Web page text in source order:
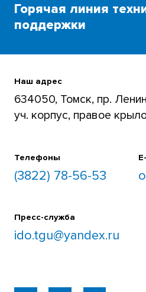
Горячая линия
поддержки
+7 (3822) 785-654
Наш адрес
634050, Томск, пр.
уч. корпус, правое
Телефоны
(3822) 78-56-53
Пресс-служба
ido.tgu@yandex.ru